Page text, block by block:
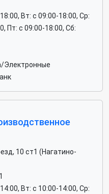
Вт: c 09:00-18:00, Ср:
Пт: c 09:00-18:00, Сб:
Электронные
10 ст1 (Нагатино-
Вт: c 10:00-14:00, Ср: